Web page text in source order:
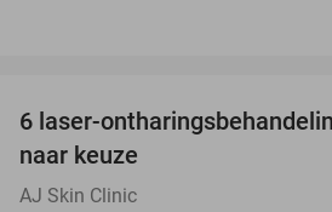
6 laser-
naar keuze
AJ Skin Clinic